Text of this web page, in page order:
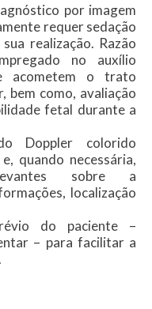
por imagem
requer sedação
realização. Razão
no auxílio
acometem o trato
como, avaliação
fetal durante a
Doppler colorido
quando necessária,
sobre a
localização
do paciente –
– para facilitar a